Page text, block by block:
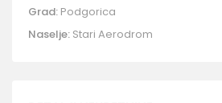
Grad: Podgorica
Naselje: Stari Aerodrom